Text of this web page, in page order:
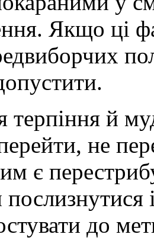
Якщо ці
терпіння й
не
є
до